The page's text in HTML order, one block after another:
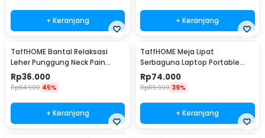
+ Keranjang + Keranjang
TaffHOME Bantal Relaksasi
Leher Punggung Neck Pain
Relief - HBF001
Rp36.000
Rp64.900 45%
+ Keranjang
TaffHOME Meja Lipat
Serbaguna Laptop Portable
Desk Minimalist Design - BO60
Rp74.000
Rp119.900 39%
+ Keranjang